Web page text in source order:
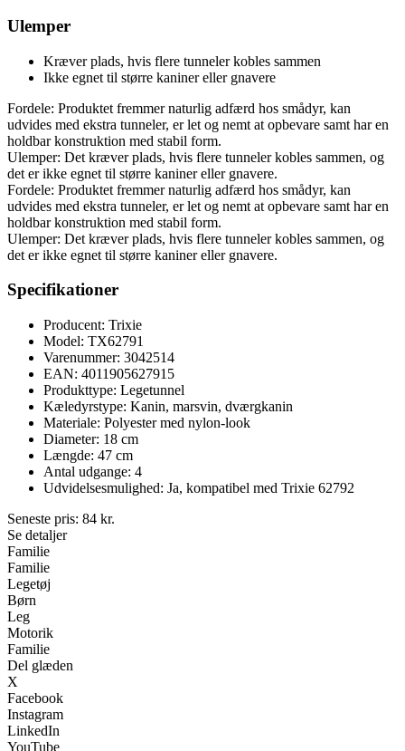
Ulemper
Kræver plads, hvis flere tunneler kobles sammen
Ikke egnet til større kaniner eller gnavere
Fordele: Produktet fremmer naturlig adfærd hos smådyr, kan
udvides med ekstra tunneler, er let og nemt at opbevare samt har en
holdbar konstruktion med stabil form.
Ulemper: Det kræver plads, hvis flere tunneler kobles sammen, og
det er ikke egnet til større kaniner eller gnavere.
Fordele: Produktet fremmer naturlig adfærd hos smådyr, kan
udvides med ekstra tunneler, er let og nemt at opbevare samt har en
holdbar konstruktion med stabil form.
Ulemper: Det kræver plads, hvis flere tunneler kobles sammen, og
det er ikke egnet til større kaniner eller gnavere.
Specifikationer
Producent: Trixie
Model: TX62791
Varenummer: 3042514
EAN: 4011905627915
Produkttype: Legetunnel
Kæledyrstype: Kanin, marsvin, dværgkanin
Materiale: Polyester med nylon-look
Diameter: 18 cm
Længde: 47 cm
Antal udgange: 4
Udvidelsesmulighed: Ja, kompatibel med Trixie 62792
Seneste pris: 84 kr.
Se detaljer
Familie
Familie
Legetøj
Børn
Leg
Motorik
Familie
Del glæden
X
Facebook
Instagram
LinkedIn
YouTube